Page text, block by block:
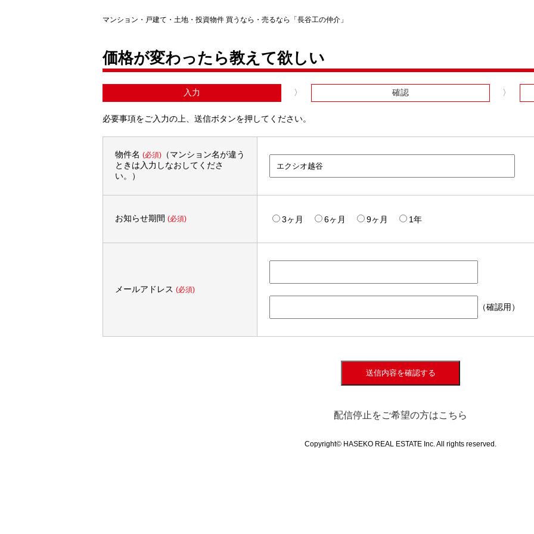
マンション・戸建て・土地・投資物件 買うなら・売るなら「長谷工の仲介」
価格が変わったら教えて欲しい
入力 確認
必要事項をご入力の上、送信ボタンを押してください。
物件名 (必須)（マンション名が違う
ときは入力しなおしてくださ
い。）
お知らせ期間 (必須) 3ヶ月 6ヶ月 9ヶ月 1年
メールアドレス (必須)
（確認用）
送信内容を確認する
配信停止をご希望の方はこちら
Copyright© HASEKO REAL ESTATE Inc. All rights reserved.